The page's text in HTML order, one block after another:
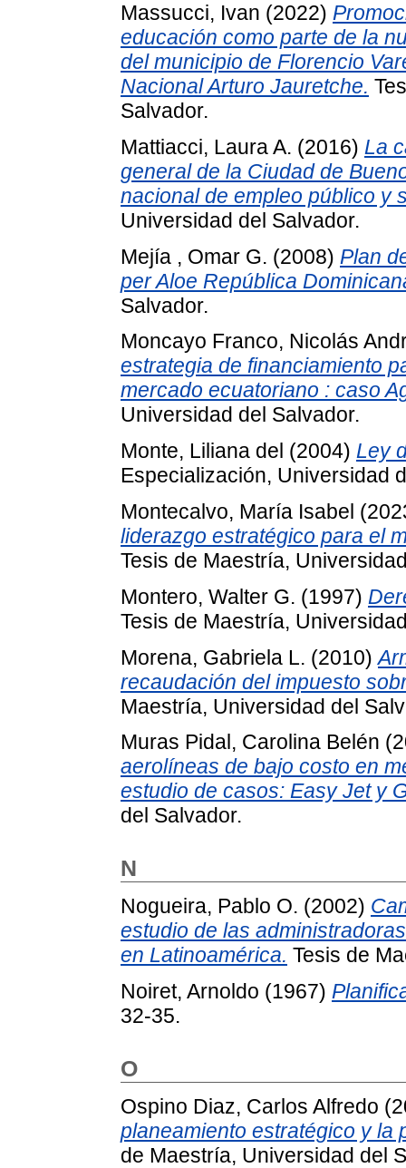
Massucci, Ivan (2022)
educación como parte de la
del municipio de Florencio
Nacional Arturo Jauretche.
Salvador.
Mattiacci, Laura A. (2016) La
general de la Ciudad de
nacional de empleo público y
Universidad del Salvador.
Mejía , Omar G. (2008) Plan
per Aloe República
Salvador.
Moncayo Franco, Nicolás
estrategia de financiamiento
mercado ecuatoriano : caso
Universidad del Salvador.
Monte, Liliana del (2004) Ley
Especialización, Universidad
Montecalvo, María Isabel
liderazgo estratégico para el
Tesis de Maestría,
Montero, Walter G. (1997)
Tesis de Maestría,
Morena, Gabriela L. (2010)
recaudación del impuesto
Maestría, Universidad del
Muras Pidal, Carolina Belén
aerolíneas de bajo costo en
estudio de casos: Easy Jet y
del Salvador.
N
Nogueira, Pablo O. (2002)
estudio de las
en Latinoamérica. Tesis de
Noiret, Arnoldo (1967)
32-35.
O
Ospino Diaz, Carlos Alfredo
planeamiento estratégico y la
de Maestría, Universidad del